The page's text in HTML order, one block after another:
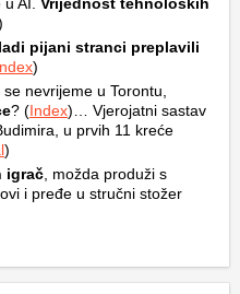
u AI. Vrijednost tehnoloških
pijani stranci preplavili
)
nevrijeme u Torontu,
? (Index)… Vjerojatni sastav
u prvih 11 kreće
)
igrač, možda produži s
i pređe u stručni stožer